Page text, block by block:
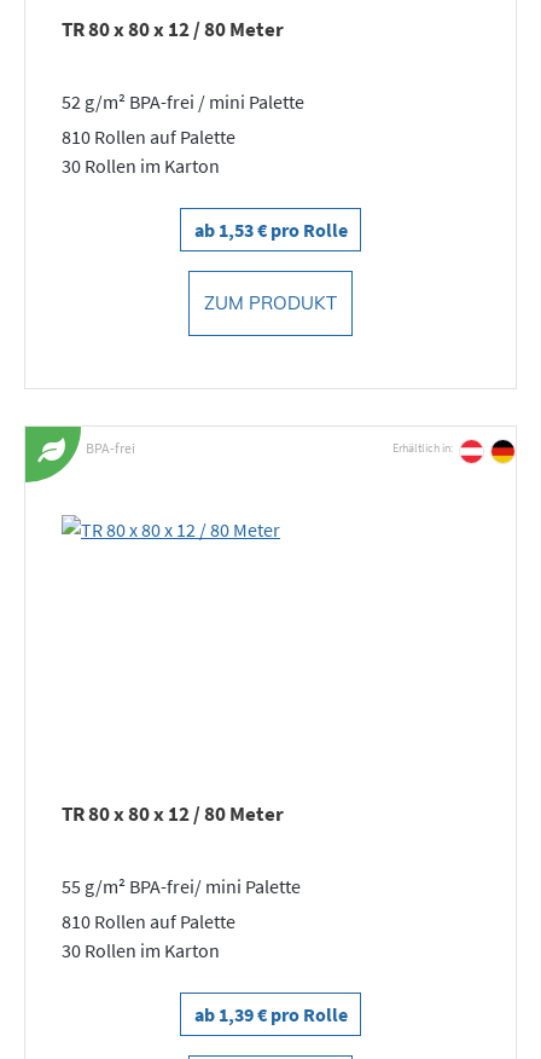
TR 80 x 80 x 12 / 80 Meter
52 g/m² BPA-frei / mini Palette
810 Rollen auf Palette
30 Rollen im Karton
ab 1,53 € pro Rolle
ZUM PRODUKT
BPA-frei Erhältlich in:
TR 80 x 80 x 12 / 80 Meter
55 g/m² BPA-frei/ mini Palette
810 Rollen auf Palette
30 Rollen im Karton
ab 1,39 € pro Rolle